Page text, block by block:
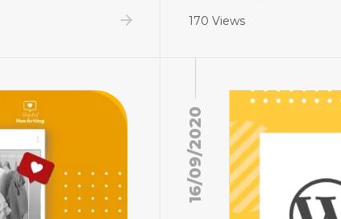
170 Views
16/09/2020